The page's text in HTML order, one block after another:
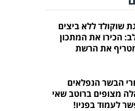
שוקולד ללא ביצים
הכירו את המתכון
את הרשת
הבשר הנפלאים
מצופים ברוטב שאי
לעמוד בפניו!